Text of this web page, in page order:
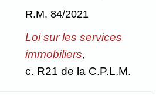
R.M. 84/2021
Loi sur les services
immobiliers,
c. R21 de la C.P.L.M.